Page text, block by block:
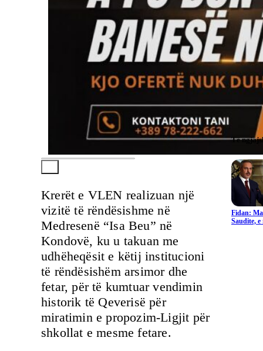
Krerët e VLEN realizuan një
vizitë të rëndësishme në
Medresenë “Isa Beu” në
Kondovë, ku u takuan me
udhëheqësit e këtij institucioni
të rëndësishëm arsimor dhe
fetar, për të kumtuar vendimin
historik të Qeverisë për
miratimin e propozim-Ligjit për
shkollat e mesme fetare.
Të
Fidan:
Saudite,